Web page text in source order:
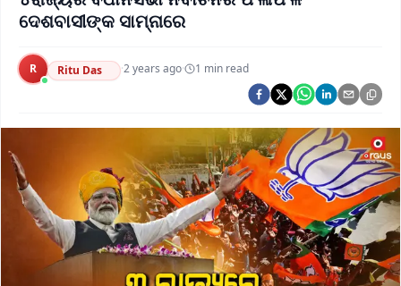
Argus Health Connect
Argus Chalo Dekhein Apna Desh
ଦେଶବାସୀଙ୍କ ସାମ୍ନାରେ
R Ritu Das ·2 years ago· 1 min read